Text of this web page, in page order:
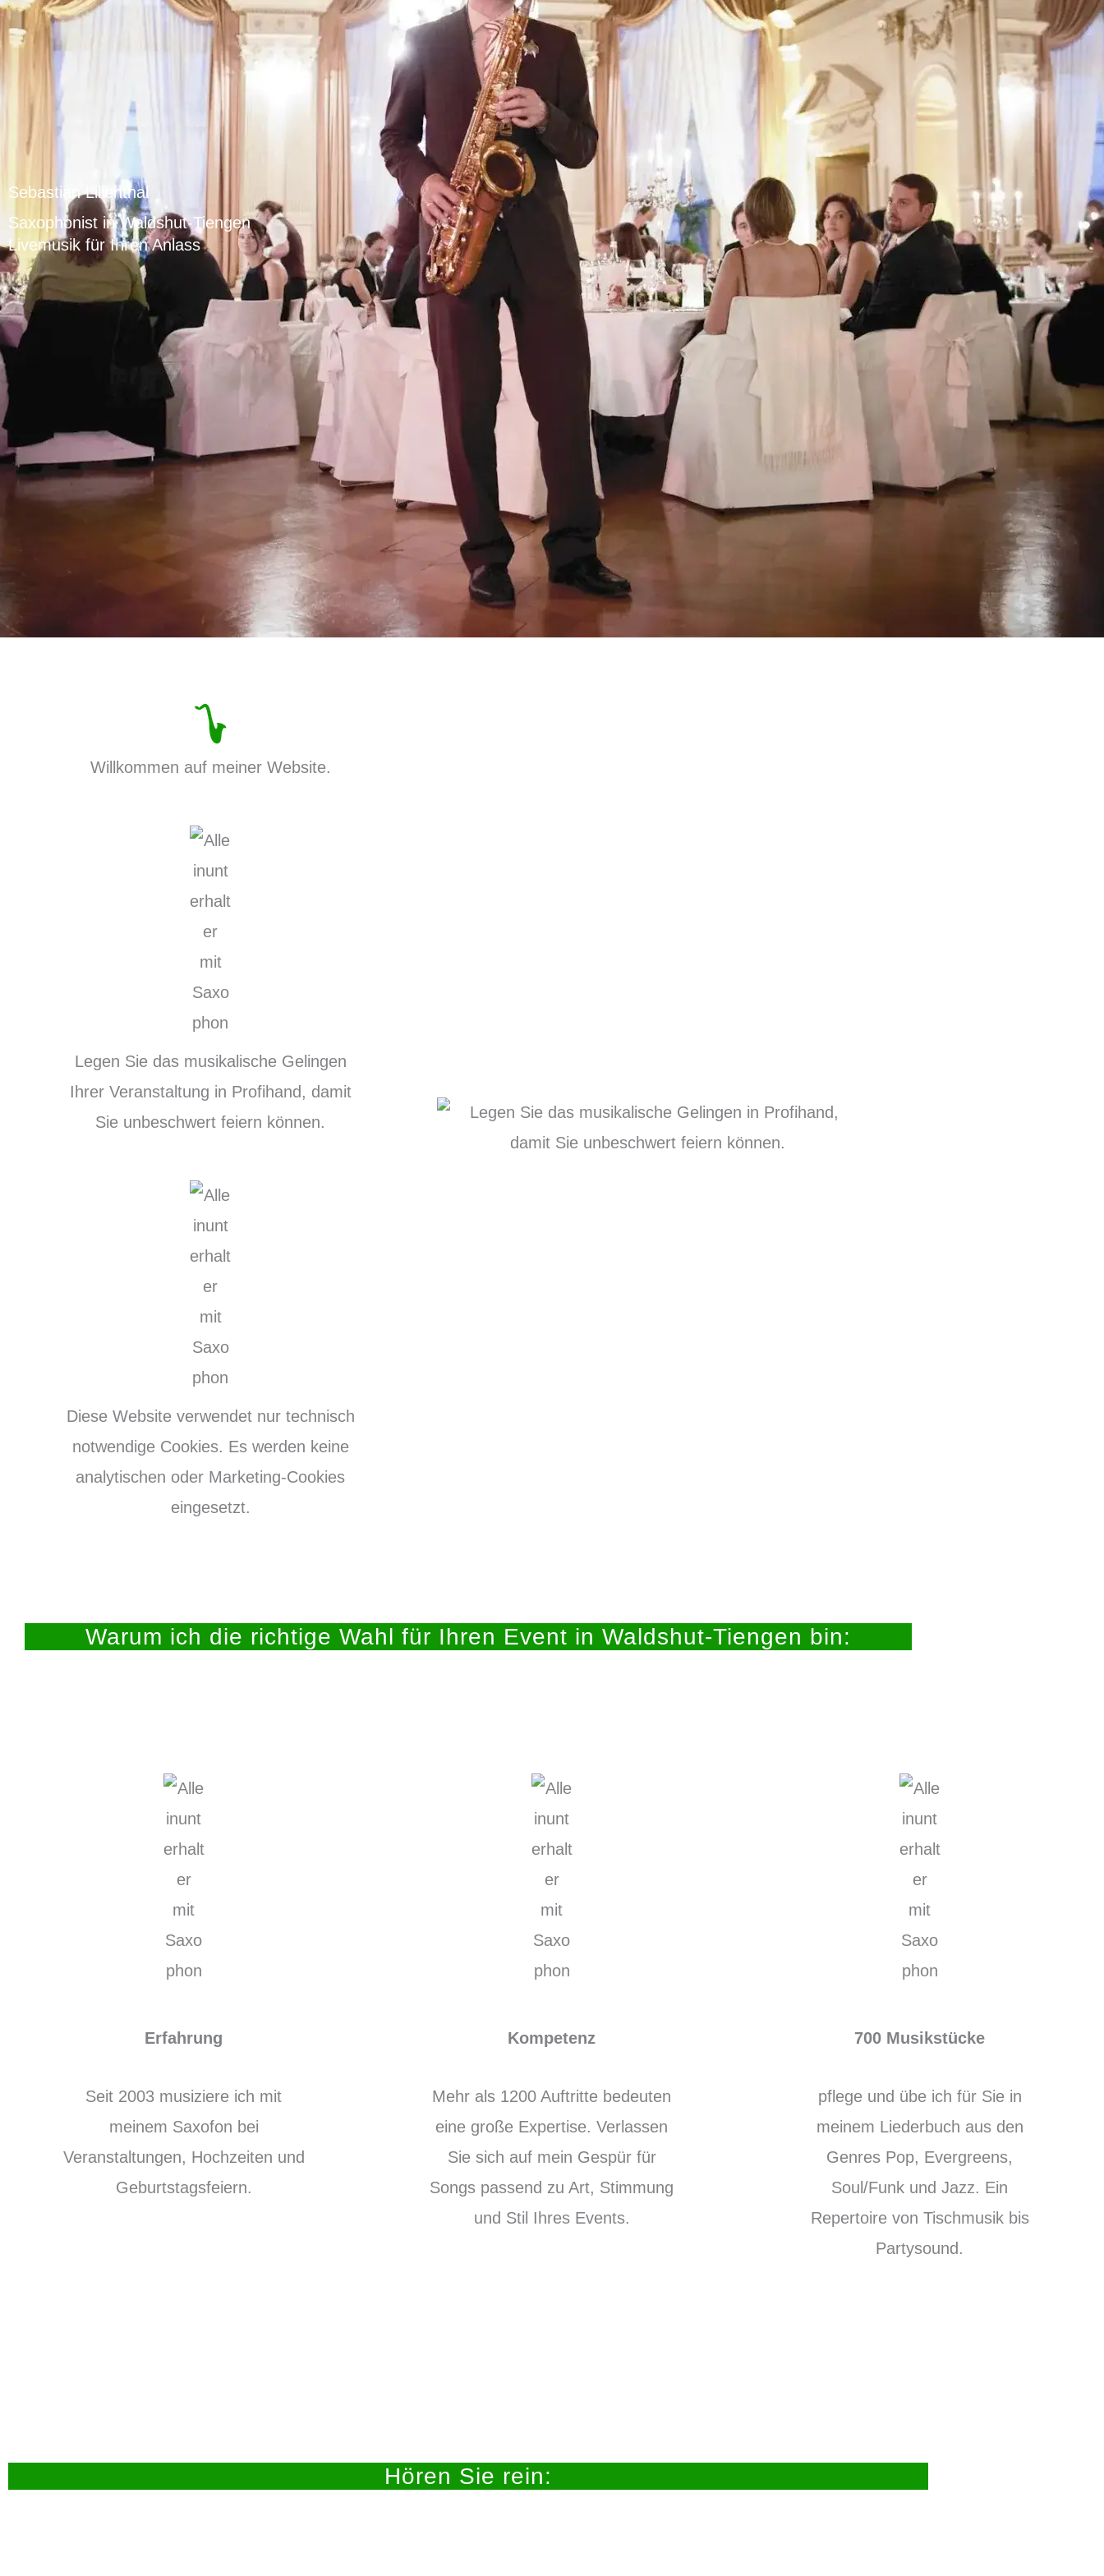
Sebastian Lilienthal
Saxophonist in Waldshut-Tiengen
Livemusik für Ihren Anlass
Willkommen auf meiner Website.
Legen Sie das musikalische Gelingen
Ihrer Veranstaltung in Profihand, damit
Sie unbeschwert feiern können.
Diese Website verwendet nur technisch
notwendige Cookies. Es werden keine
analytischen oder Marketing-Cookies
eingesetzt.
Warum ich die richtige Wahl für Ihren Event in Waldshut-Tiengen bin:
Erfahrung
Seit 2003 musiziere ich mit
meinem Saxofon bei
Veranstaltungen, Hochzeiten und
Geburtstagsfeiern.
Kompetenz
Mehr als 1200 Auftritte bedeuten
eine große Expertise. Verlassen
Sie sich auf mein Gespür für
Songs passend zu Art, Stimmung
und Stil Ihres Events.
700 Musikstücke
pflege und übe ich für Sie in
meinem Liederbuch aus den
Genres Pop, Evergreens,
Soul/Funk und Jazz. Ein
Repertoire von Tischmusik bis
Partysound.
Hören Sie rein: